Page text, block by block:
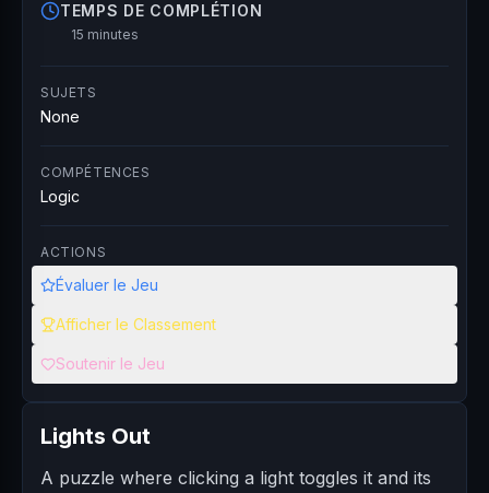
Lights Out
A puzzle where clicking a light toggles it and its
TEMPS DE COMPLÉTION
15 minutes
SUJETS
None
COMPÉTENCES
Logic
ACTIONS
Évaluer le Jeu
Afficher le Classement
Soutenir le Jeu